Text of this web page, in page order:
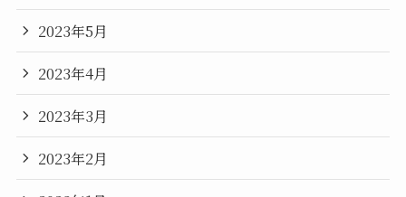
2023年5月
2023年4月
2023年3月
2023年2月